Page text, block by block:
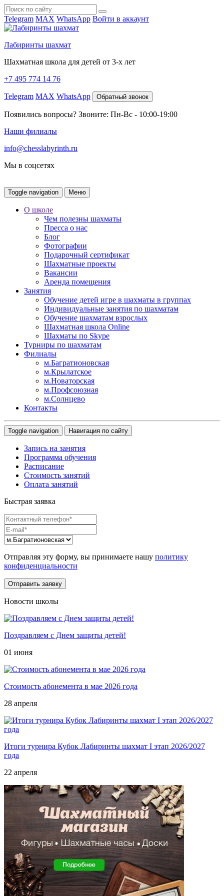
Telegram MAX WhatsApp Войти в аккаунт
Лабиринты шахмат
Шахматная школа для детей от 3-х лет
+7 495 774 14 76
Telegram MAX WhatsApp Обратный звонок
Появились вопросы? Звоните: Пн-Вс - 10:00-19:00
Наши филиалы
info@chesslabyrinth.ru
Мы в соцсетях
Toggle navigation Меню
О школе
Чем полезны шахматы
Пресса о нас
Блог
Фотографии
Подарочный сертификат
Шахматные проекты
Вакансии
Аренда помещения
Занятия
Обучение детей игре в шахматы в группах
Индивидуальные занятия по шахматам
Обучение шахматам взрослых
Шахматная школа Online
Шахматы по Skype
Турниры по шахматам
Филиалы
м.Багратионовская
м.Крылатское
м.Новаторская
м.Профсоюзная
м.Солнцево
Контакты
Toggle navigation Навигация по сайту
Запись на занятия
Программа обучения
Расписание
Стоимость занятий
Оплата занятий
Быстрая заявка
Отправляя эту форму, вы принимаете нашу политику
конфиденциальности
Новости школы
Поздравляем с Днем защиты детей!
01 июня
Стоимость абонемента в мае 2026 года
28 апреля
Итоги турнира Кубок Лабиринты шахмат I этап 2026/2027
года
22 апреля